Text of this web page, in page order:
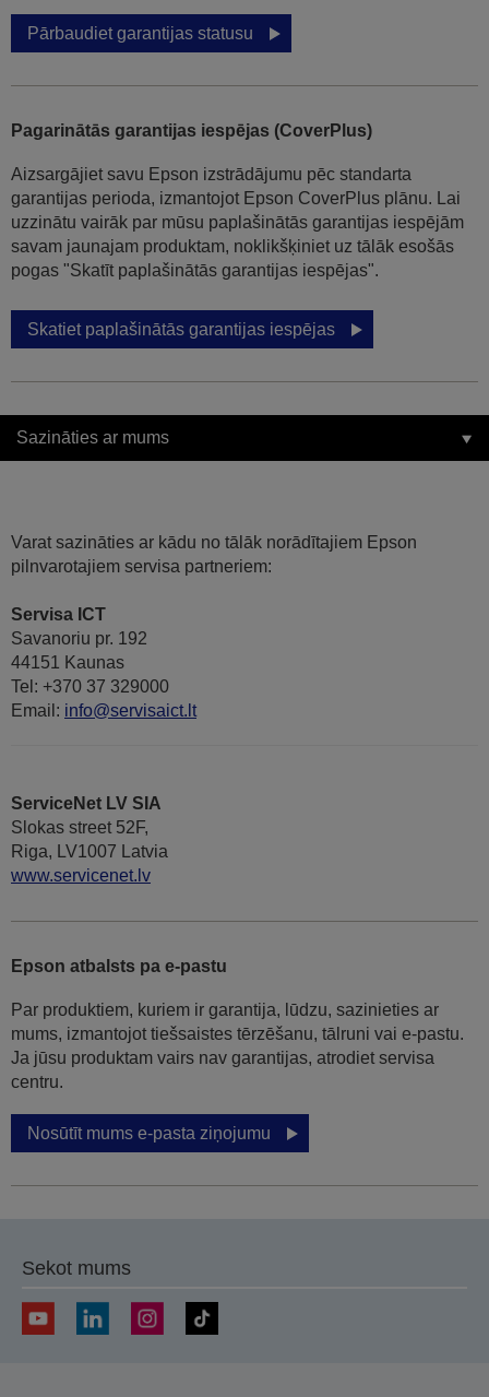
Pārbaudiet garantijas statusu
Pagarinātās garantijas iespējas (CoverPlus)
Aizsargājiet savu Epson izstrādājumu pēc standarta
garantijas perioda, izmantojot Epson CoverPlus plānu. Lai
uzzinātu vairāk par mūsu paplašinātās garantijas iespējām
savam jaunajam produktam, noklikšķiniet uz tālāk esošās
pogas "Skatīt paplašinātās garantijas iespējas".
Skatiet paplašinātās garantijas iespējas
Sazināties ar mums
Varat sazināties ar kādu no tālāk norādītajiem Epson
pilnvarotajiem servisa partneriem:
Servisa ICT
Savanoriu pr. 192
44151 Kaunas
Tel: +370 37 329000
Email: info@servisaict.lt
ServiceNet LV SIA
Slokas street 52F,
Riga, LV1007 Latvia
www.servicenet.lv
Epson atbalsts pa e-pastu
Par produktiem, kuriem ir garantija, lūdzu, sazinieties ar
mums, izmantojot tiešsaistes tērzēšanu, tālruni vai e-pastu.
Ja jūsu produktam vairs nav garantijas, atrodiet servisa
centru.
Nosūtīt mums e-pasta ziņojumu
Sekot mums